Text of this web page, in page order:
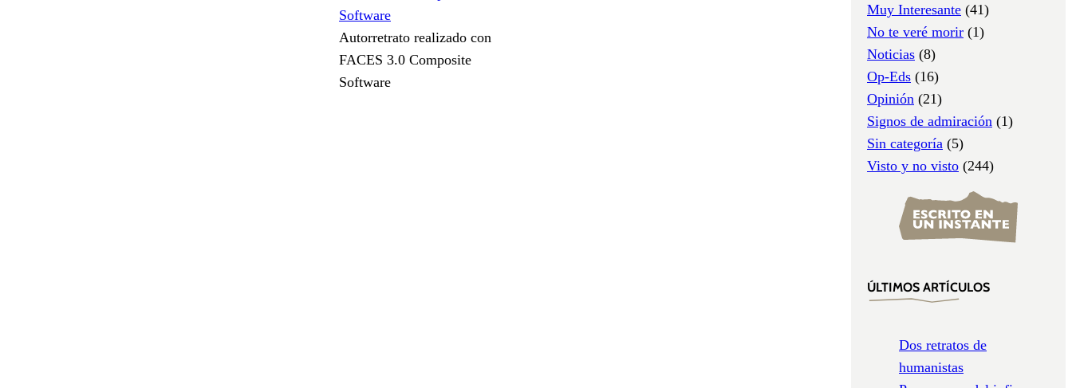
Autorretrato realizado con
FACES 3.0 Composite
Software
Muy Interesante (41)
No te veré morir (1)
Noticias (8)
Op-Eds (16)
Opinión (21)
Signos de admiración (1)
Sin categoría (5)
Visto y no visto (244)
ÚLTIMOS ARTÍCULOS
Dos retratos de
humanistas